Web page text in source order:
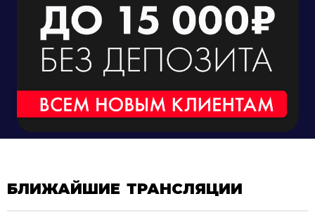
БЛИЖАЙШИЕ ТРАНСЛЯЦИИ